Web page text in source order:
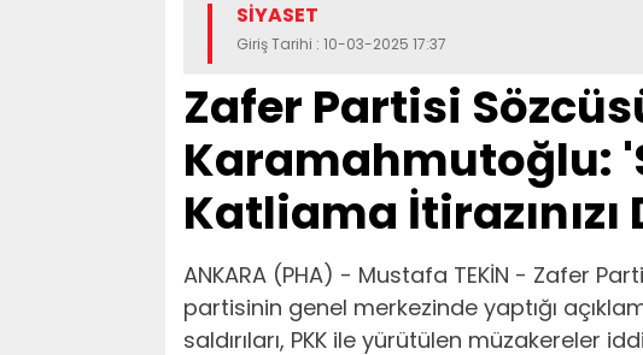
SİYASET
Giriş Tarihi : 10-03-2025 17:37
Zafer Partisi
Karamahmutoğlu:
Katliama
ANKARA (PHA) - Mustafa TEKİN - Zafer
partisinin genel merkezinde yaptığı
saldırıları, PKK ile yürütülen müzakereler